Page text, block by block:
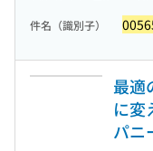
件名（識別子）
最適
に変
パニ